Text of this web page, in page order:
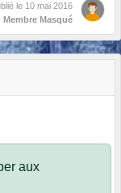
le 10 mai 2016
Membre Masqué
aux